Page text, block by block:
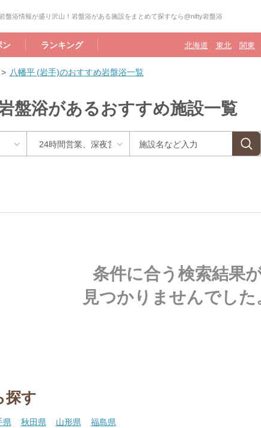
盤浴情報が盛り沢山！岩盤浴がある施設をまとめて探すなら@nifty岩盤浴
ン ランキング 北海道 東北 関東
八幡平 (岩手)のおすすめ岩盤浴一覧
盤浴があるおすすめ施設一覧
条件に合う検索結果
見つかりませんでした
探す
県 秋田県 山形県 福島県